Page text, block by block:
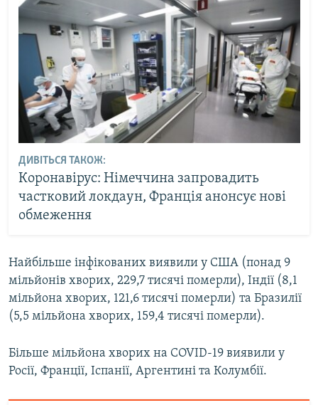
Усі сайти RFE/RL
ДИВІТЬСЯ ТАКОЖ:
Коронавірус: Німеччина запровадить
частковий локдаун, Франція анонсує нові
обмеження
Найбільше інфікованих виявили у США (понад 9
мільйонів хворих, 229,7 тисячі померли), Індії (8,1
мільйона хворих, 121,6 тисячі померли) та Бразилії
(5,5 мільйона хворих, 159,4 тисячі померли).
Більше мільйона хворих на COVID-19 виявили у
Росії, Франції, Іспанії, Аргентині та Колумбії.